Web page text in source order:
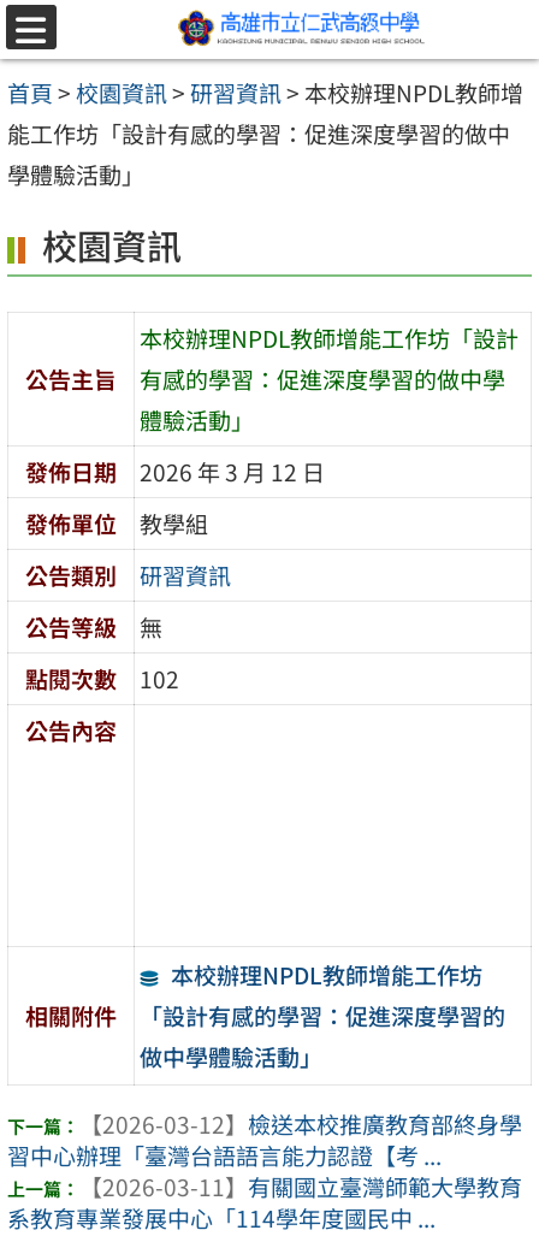
跳至主要內容區
選
單
首頁>校園資訊>研習資訊> 本校辦理NPDL教師增
能工作坊「設計有感的學習：促進深度學習的做中
學體驗活動」
校園資訊
公告主旨
本校辦理NPDL教師增能工作坊「設計
有感的學習：促進深度學習的做中學
體驗活動」
發佈日期
2026 年 3 月 12 日
發佈單位
教學組
公告類別
研習資訊
公告等級
無
點閱次數
102
公告內容
相關附件
本校辦理NPDL教師增能工作坊
「設計有感的學習：促進深度學習的
做中學體驗活動」
【2026-03-12】 檢送本校推廣教育部終身學
習中心辦理「臺灣台語語言能力認證【考 ...
【2026-03-11】 有關國立臺灣師範大學教育
系教育專業發展中心「114學年度國民中 ...